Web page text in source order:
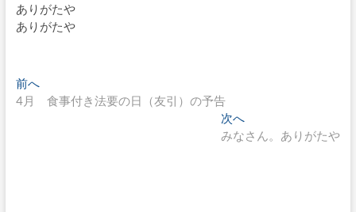
ありがたや
ありがたや
投
稿
前へ過
去
4月 食事付き法要の日（友引）の予告
次へ
の
みなさん。ありがたや